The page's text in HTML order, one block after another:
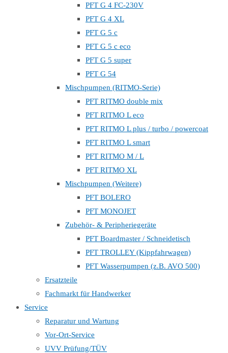
PFT G 4 FC-230V
PFT G 4 XL
PFT G 5 c
PFT G 5 c eco
PFT G 5 super
PFT G 54
Mischpumpen (RITMO-Serie)
PFT RITMO double mix
PFT RITMO L eco
PFT RITMO L plus / turbo / powercoat
PFT RITMO L smart
PFT RITMO M / L
PFT RITMO XL
Mischpumpen (Weitere)
PFT BOLERO
PFT MONOJET
Zubehör- & Peripheriegeräte
PFT Boardmaster / Schneidetisch
PFT TROLLEY (Kippfahrwagen)
PFT Wasserpumpen (z.B. AVO 500)
Ersatzteile
Fachmarkt für Handwerker
Service
Reparatur und Wartung
Vor-Ort-Service
UVV Prüfung/TÜV